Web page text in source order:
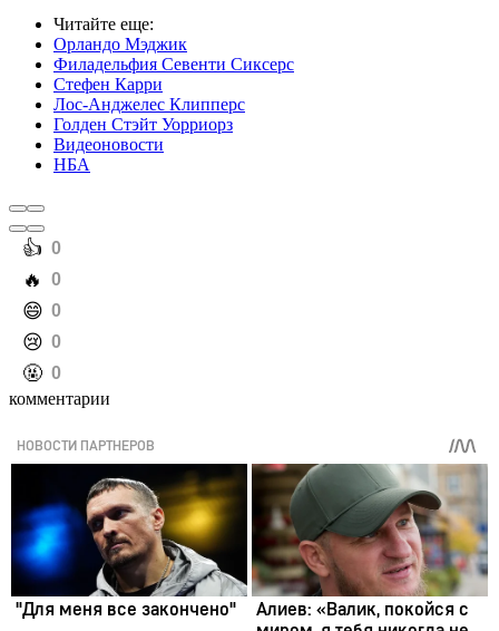
Читайте еще:
Орландо Мэджик
Филадельфия Севенти Сиксерс
Стефен Карри
Лос-Анджелес Клипперс
Голден Стэйт Уорриорз
Видеоновости
НБА
️👍 0
️🔥 0
️😄 0
️😢 0
️🤬 0
комментарии